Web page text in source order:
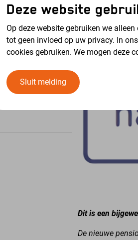
in
de klus nu kan
meer risico te
Dit is een
De nieuwe
Deze website
Op deze website gebruiken we
tot geen invloed op uw privacy. In ons
cookies gebruiken. We mogen deze
Sluit melding